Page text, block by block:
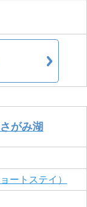
がみ湖
ートステイ）